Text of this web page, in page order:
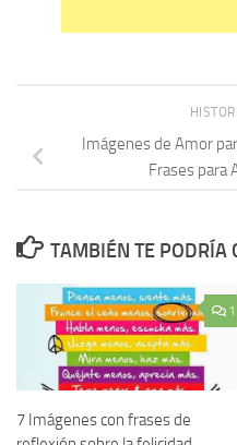
Imágenes de Amor
Frases para
TAMBIÉN TE PODRÍA
1
7 Imágenes con frases de